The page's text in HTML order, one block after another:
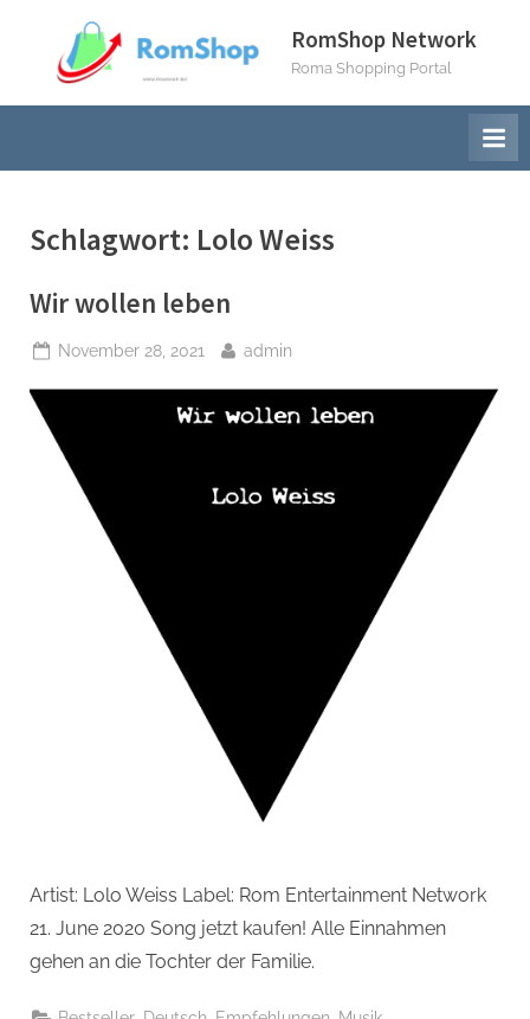
content
RomShop Network
Roma Shopping Portal
Schlagwort: Lolo Weiss
Wir wollen leben
Posted
November 28, 2021 By
admin
Artist: Lolo Weiss Label: Rom Entertainment Network
21. June 2020 Song jetzt kaufen! Alle Einnahmen
gehen an die Tochter der Familie.